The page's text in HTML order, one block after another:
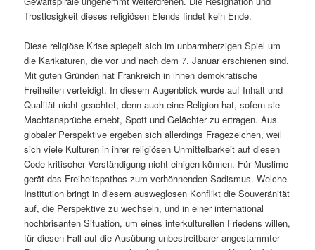
Trostlosigkeit dieses religiösen Elends findet kein Ende.
Diese religiöse Krise spiegelt sich im unbarmherzigen Spiel um
die Karikaturen, die vor und nach dem 7. Januar erschienen sind.
Mit guten Gründen hat Frankreich in ihnen demokratische
Freiheiten verteidigt. In diesem Augenblick wurde auf Inhalt und
Qualität nicht geachtet, denn auch eine Religion hat, sofern sie
Machtansprüche erhebt, Spott und Gelächter zu ertragen. Aus
globaler Perspektive ergeben sich allerdings Fragezeichen, weil
sich viele Kulturen in ihrer religiösen Unmittelbarkeit auf diesen
Code kritischer Verständigung nicht einigen können. Für Muslime
gerät das Freiheitspathos zum verhöhnenden Sadismus. Welche
Institution bringt in diesem ausweglosen Konflikt die Souveränität
auf, die Perspektive zu wechseln, und in einer international
hochbrisanten Situation, um eines interkulturellen Friedens willen,
für diesen Fall auf die Ausübung unbestreitbarer angestammter